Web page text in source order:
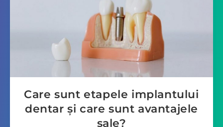
Care sunt etapele implantului
dentar şi care sunt avantajele
sale?